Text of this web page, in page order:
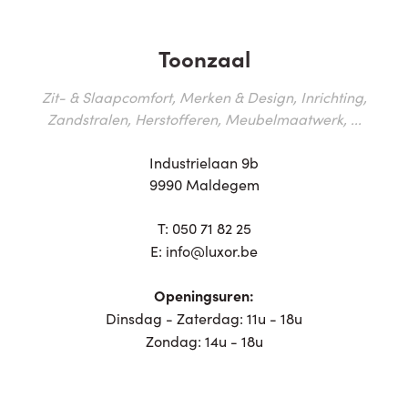
Toonzaal
Zit- & Slaapcomfort, Merken & Design, Inrichting,
Zandstralen, Herstofferen, Meubelmaatwerk, ...
Industrielaan 9b
9990 Maldegem
T: 050 71 82 25
E: info@luxor.be
Openingsuren:
Dinsdag - Zaterdag: 11u - 18u
Zondag: 14u - 18u